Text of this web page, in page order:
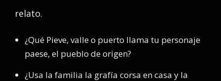
relato.
¿Qué Pieve, valle o puerto llama tu personaje
paese, el pueblo de origen?
¿Usa la familia la grafía corsa en casa y la